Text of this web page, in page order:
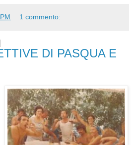
1 commento:
DI PASQUA E